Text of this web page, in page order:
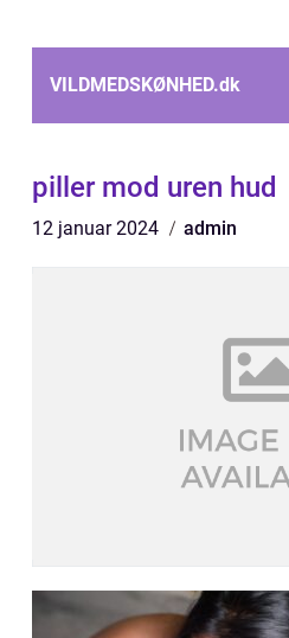
VILDMEDSKØNHED.dk
piller mod uren hud
12 januar 2024 admin